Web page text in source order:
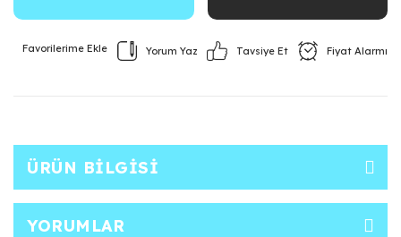
Yorum Yaz Tavsiye Et Fiyat Alarmı
ÜRÜN BILGISI
YORUMLAR